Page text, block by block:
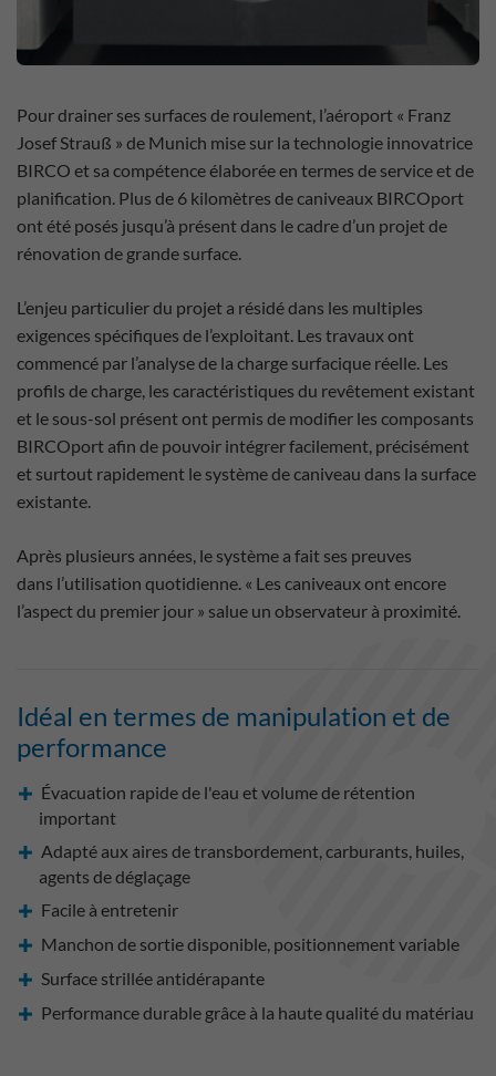
Pour drainer ses surfaces de roulement, l’aéroport « Franz
Josef Strauß » de Munich mise sur la technologie innovatrice
BIRCO et sa compétence élaborée en termes de service et de
planification. Plus de 6 kilomètres de caniveaux BIRCOport
ont été posés jusqu’à présent dans le cadre d’un projet de
rénovation de grande surface.
L’enjeu particulier du projet a résidé dans les multiples
exigences spécifiques de l’exploitant. Les travaux ont
commencé par l’analyse de la charge surfacique réelle. Les
profils de charge, les caractéristiques du revêtement existant
et le sous-sol présent ont permis de modifier les composants
BIRCOport afin de pouvoir intégrer facilement, précisément
et surtout rapidement le système de caniveau dans la surface
existante.
Après plusieurs années, le système a fait ses preuves
dans l’utilisation quotidienne. « Les caniveaux ont encore
l’aspect du premier jour » salue un observateur à proximité.
Idéal en termes de manipulation et de
performance
Évacuation rapide de l'eau et volume de rétention
important
Adapté aux aires de transbordement, carburants, huiles,
agents de déglaçage
Facile à entretenir
Manchon de sortie disponible, positionnement variable
Surface strillée antidérapante
Performance durable grâce à la haute qualité du matériau